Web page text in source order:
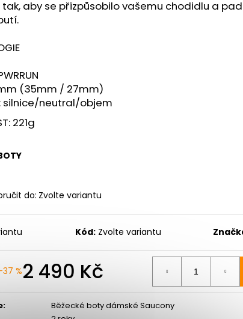
tak, aby se přizpůsobilo vašemu chodidlu a
(35mm / 27mm)
silnice/neutral/objem
221g
do: Zvolte variantu
Kód: Zvolte variantu
%2 490 Kč
:
Běžecké boty dámské Saucony
SAUCONY ENDORPHIN PRO 4
WHITE/MUTANT